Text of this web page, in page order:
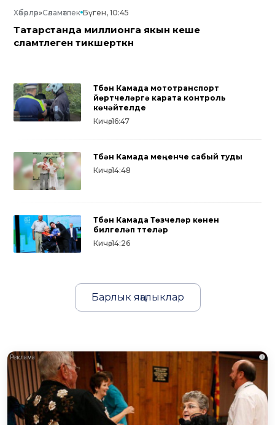
Хәбәрләр»Сәламәтлек Бүген, 10:45
Татарстанда миллионга якын кеше
сәламәтлеген тикшерткән
Түбән Камада мототранспорт
йөртүчеләргә карата контроль
көчәйтелде
Кичә, 16:47
Түбән Камада меңенче сабый туды
Кичә, 14:48
Түбән Камада Төзүчеләр көнен
билгеләп үттеләр
Кичә, 14:26
Барлык яңалыклар
i